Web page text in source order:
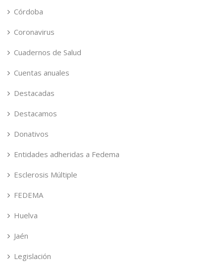
Córdoba
Coronavirus
Cuadernos de Salud
Cuentas anuales
Destacadas
Destacamos
Donativos
Entidades adheridas a Fedema
Esclerosis Múltiple
FEDEMA
Huelva
Jaén
Legislación